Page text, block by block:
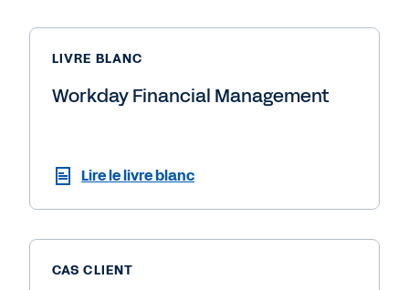
LIVRE BLANC
Workday Financial Management
Lire le livre blanc
CAS CLIENT